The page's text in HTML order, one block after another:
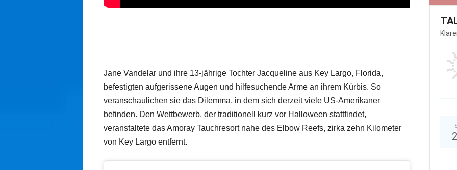
Jane Vandelar und ihre 13-jährige Tochter Jacqueline aus Key Largo, Florida,
befestigten aufgerissene Augen und hilfesuchende Arme an ihrem Kürbis. So
veranschaulichen sie das Dilemma, in dem sich derzeit viele US-Amerikaner
befinden. Den Wettbewerb, der traditionell kurz vor Halloween stattfindet,
veranstaltete das Amoray Tauchresort nahe des Elbow Reefs, zirka zehn Kilometer
von Key Largo entfernt.